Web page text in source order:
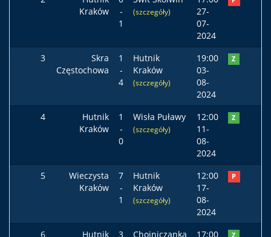
Kraków
-
1
(szczegóły)
27-
07-
2024
3
Skra
Częstochowa
1
-
4
Hutnik
Kraków
(szczegóły)
19:00
03-
08-
2024
Z
4
Hutnik
Kraków
1
-
0
Wisła Puławy
(szczegóły)
12:00
11-
08-
2024
Z
5
Wieczysta
Kraków
7
-
1
Hutnik
Kraków
(szczegóły)
12:00
17-
08-
2024
P
6
Hutnik
3
Chojniczanka
17:00
Z